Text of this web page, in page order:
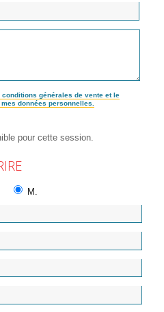
générales de vente et le
données personnelles.
pour cette session.
M.